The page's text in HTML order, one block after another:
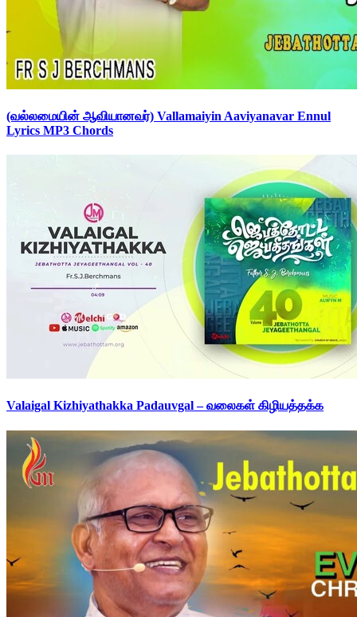
(வல்லமையின் ஆவியானவர்) Vallamaiyin Aaviyanavar Ennul
Lyrics MP3 Chords
Valaigal Kizhiyathakka Padauvgal – வலைகள் கிழியத்தக்க